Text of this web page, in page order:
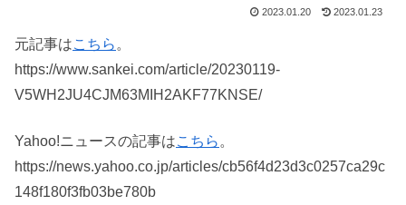
2023.01.20 2023.01.23
元記事はこちら。
https://www.sankei.com/article/20230119-
V5WH2JU4CJM63MIH2AKF77KNSE/
Yahoo!ニュースの記事はこちら 。
https://news.yahoo.co.jp/articles/cb56f4d23d3c0257ca29c
148f180f3fb03be780b